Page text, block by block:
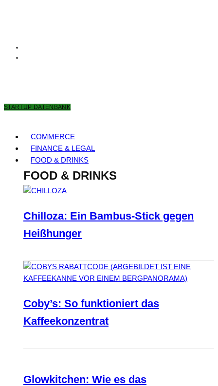
STARTUP DATENBANK
COMMERCE
FINANCE & LEGAL
FOOD & DRINKS
FOOD & DRINKS
Chilloza: Ein Bambus-Stick gegen
Heißhunger
Coby’s: So funktioniert das
Kaffeekonzentrat
Glowkitchen: Wie es das